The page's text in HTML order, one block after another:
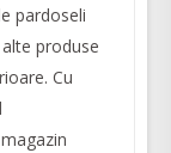
pardoseli
produse
Cu